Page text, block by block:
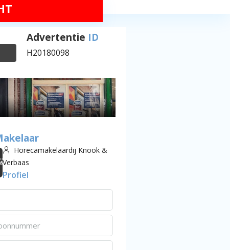
Advertentie ID
H20180098
Horecamakelaardij Knook &
Verbaas
Profiel